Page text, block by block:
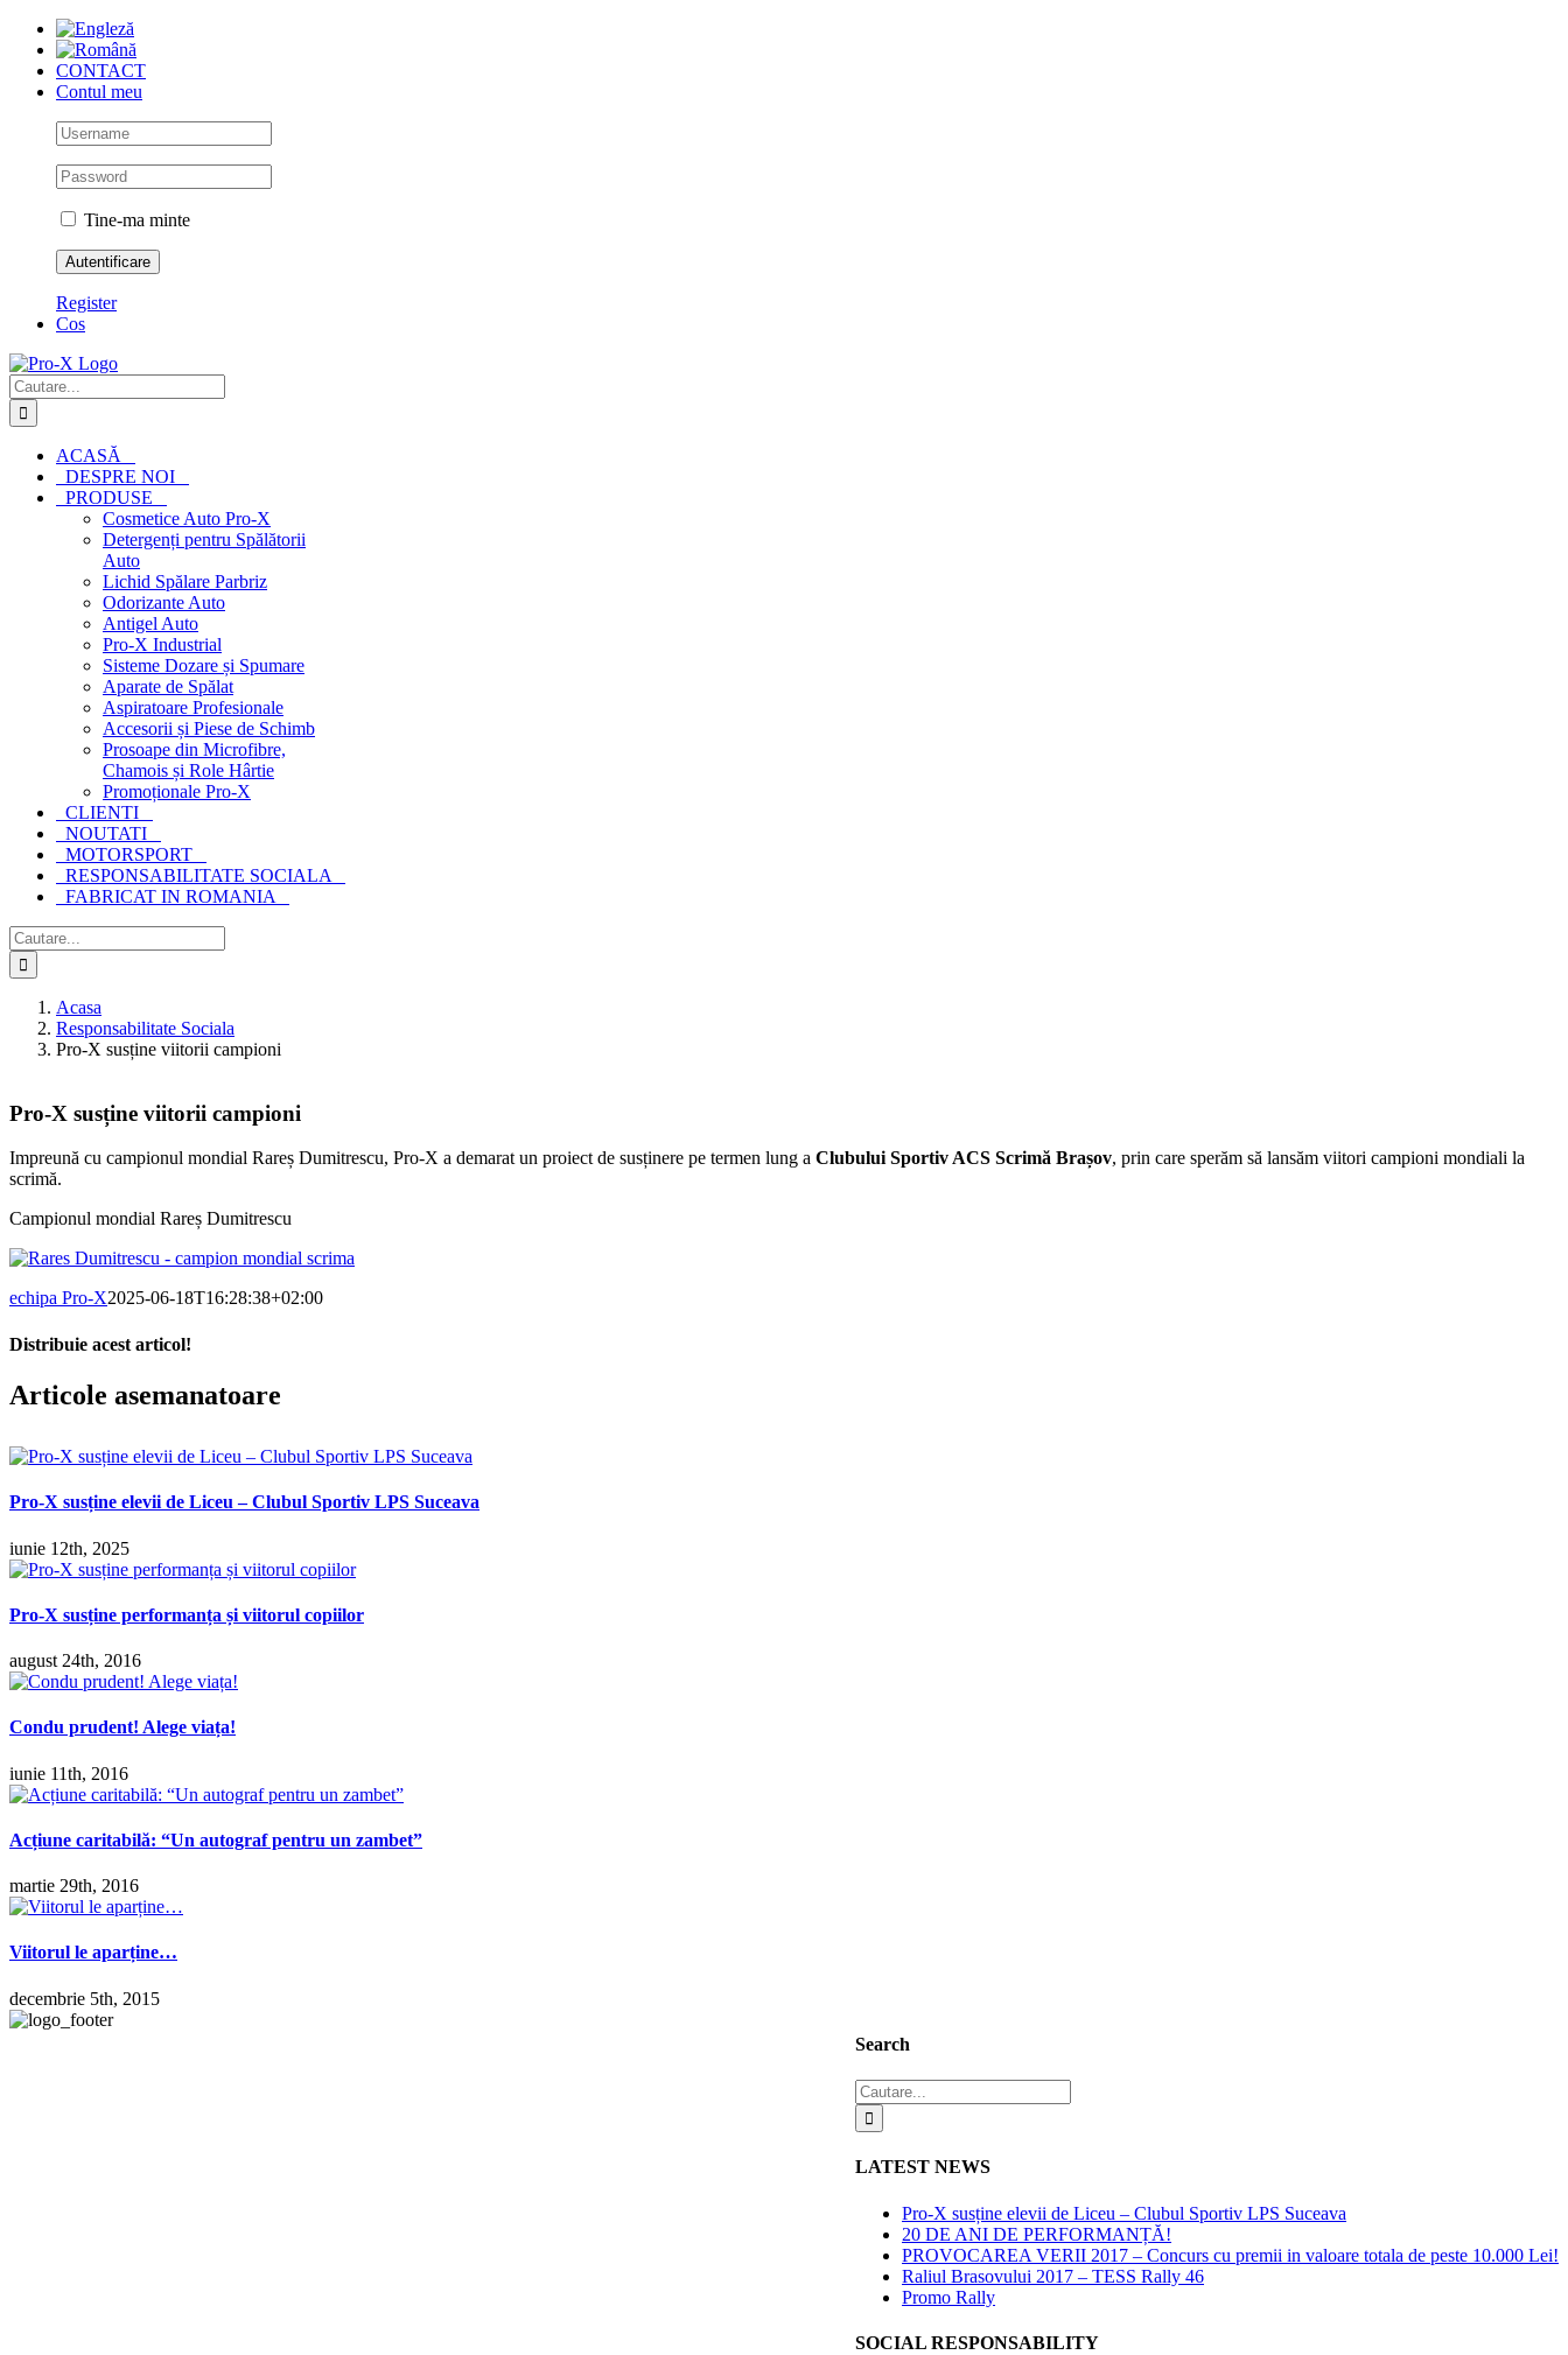
Skip
contentCONTACT
Contul meu
Tine-ma minte
Register
Cos
Cautare...
ACASĂ
DESPRE NOI
PRODUSE
Cosmetice Auto Pro-X
Detergenți pentru Spălătorii
Auto
Lichid Spălare Parbriz
Odorizante Auto
Antigel Auto
Pro-X Industrial
Sisteme Dozare și Spumare
Aparate de Spălat
Aspiratoare Profesionale
Accesorii și Piese de Schimb
Prosoape din Microfibre,
Chamois și Role Hârtie
Promoționale Pro-X
CLIENTI
NOUTATI
MOTORSPORT
RESPONSABILITATE SOCIALA
FABRICAT IN ROMANIA
Cautare...
Acasa
Responsabilitate Sociala
Pro-X susține viitorii campioni
Pro-X susține viitorii campioni
Impreună cu campionul mondial Rareș Dumitrescu, Pro-X a demarat un proiect de susținere pe termen lung a Clubului Sportiv ACS Scrimă Brașov, prin care sperăm să lansăm viitori campioni mondiali la
scrimă.
Campionul mondial Rareș Dumitrescu
echipa Pro-X2025-06-18T16:28:38+02:00
Distribuie acest articol!
Facebook
X
Pinterest
E-
mail:
Articole asemanatoare
Pro-X susține elevii de Liceu – Clubul Sportiv LPS Suceava
iunie 12th, 2025
Pro-X susține performanța și viitorul copiilor
august 24th, 2016
Condu prudent! Alege viața!
iunie 11th, 2016
Acțiune caritabilă: “Un autograf pentru un zambet”
martie 29th, 2016
Viitorul le aparține…
decembrie 5th, 2015
Search
Cautare...
LATEST NEWS
Pro-X susține elevii de Liceu – Clubul Sportiv LPS Suceava
20 DE ANI DE PERFORMANȚĂ!
PROVOCAREA VERII 2017 – Concurs cu premii in valoare totala de peste 10.000 Lei!
Raliul Brasovului 2017 – TESS Rally 46
Promo Rally
SOCIAL RESPONSABILITY